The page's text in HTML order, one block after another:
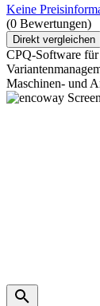
Keine
(0 Bewertungen)
Direkt vergleichen
CPQ-Software
Maschinen- und